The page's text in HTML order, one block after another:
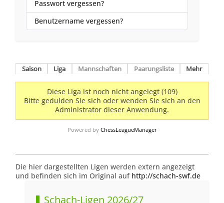
Passwort vergessen?
Benutzername vergessen?
Saison Liga Mannschaften Paarungsliste Mehr
Diese Liga ist noch nicht angelegt (109)
Bitte gedulden Sie sich oder wenden Sie sich an den
Administrator dieser Anwendung.
Powered by ChessLeagueManager
Die hier dargestellten Ligen werden extern angezeigt
und befinden sich im Original auf http://schach-swf.de
Schach-Ligen 2026/27